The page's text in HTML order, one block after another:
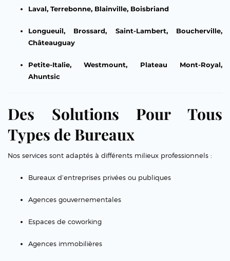
Laval, Terrebonne, Blainville, Boisbriand
Longueuil, Brossard, Saint-Lambert, Boucherville,
Châteauguay
Petite-Italie, Westmount, Plateau Mont-Royal,
Ahuntsic
Des Solutions Pour Tous
Types de Bureaux
Nos services sont adaptés à différents milieux professionnels :
Bureaux d’entreprises privées ou publiques
Agences gouvernementales
Espaces de coworking
Agences immobilières